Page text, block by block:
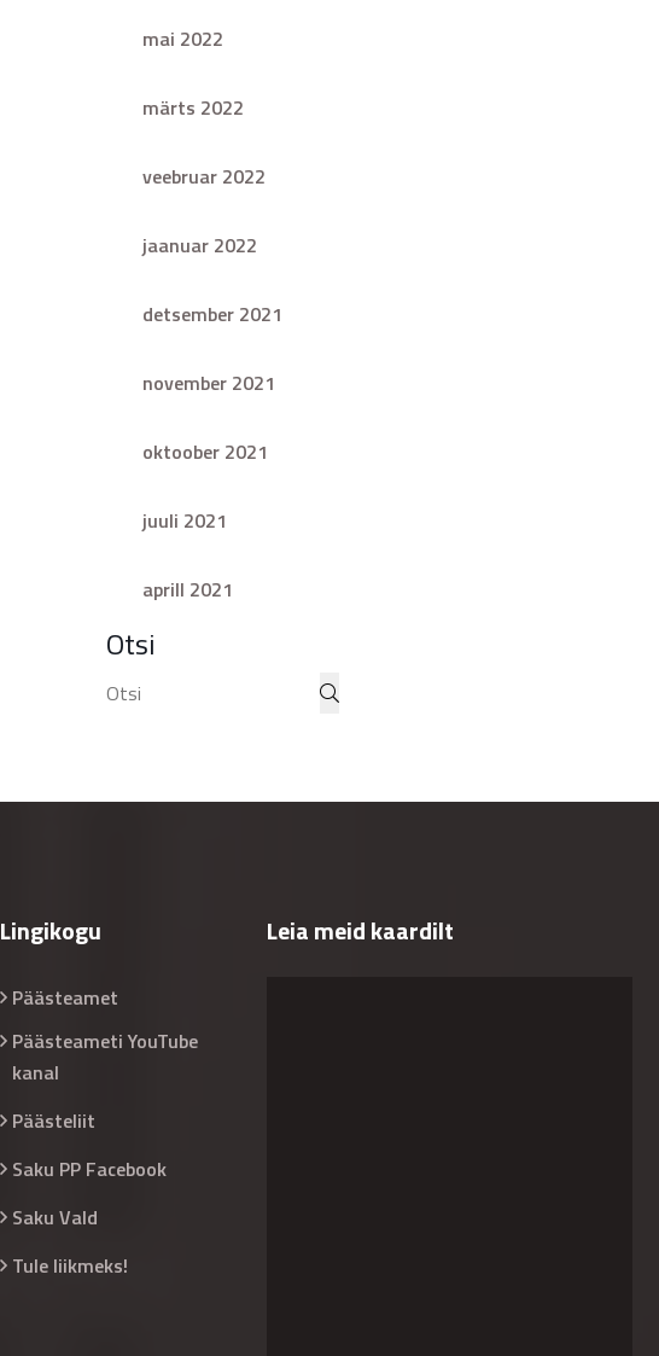
mai 2022
märts 2022
veebruar 2022
jaanuar 2022
detsember 2021
november 2021
oktoober 2021
juuli 2021
aprill 2021
Otsi
Lingikogu
Päästeamet
Päästeameti YouTube
kanal
Päästeliit
Saku PP Facebook
Saku Vald
Tule liikmeks!
Leia meid kaardilt